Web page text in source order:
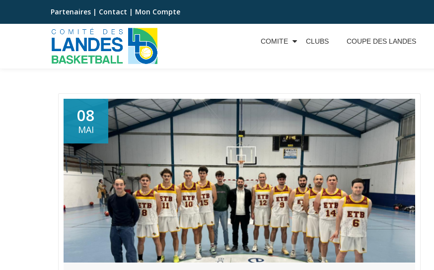
Aller
Partenaires | Contact | Mon Compte
COMITE CLUBS COUPE DES LANDES
08
MAI